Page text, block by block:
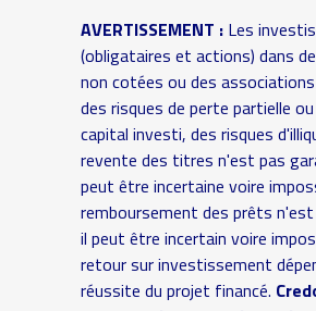
AVERTISSEMENT :Les
(obligataires et actions) dans
non cotées ou des
des risques de perte partielle
capital investi, des risques
revente des titres n'est pas
peut être incertaine voire
remboursement des prêts
il peut être incertain voire
retour sur investissement
réussite du projet financé.